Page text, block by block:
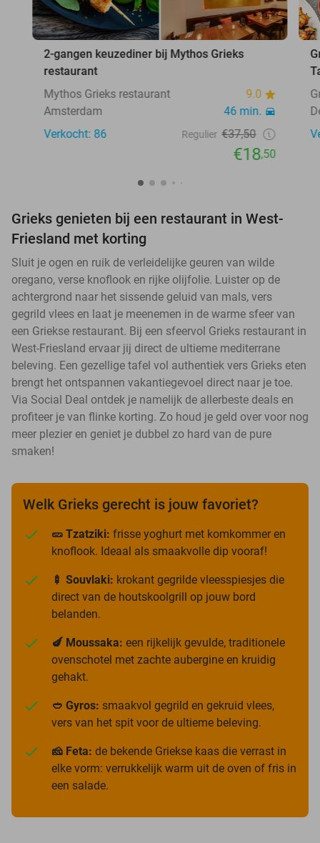
2-gangen keuzediner bij Mythos Grieks
restaurant
Mythos Grieks restaurant
9.0
Amsterdam
46 min.
Verkocht: 86
Regulier €37,50
€18,50
Grieks genieten bij een restaurant in West-
Friesland met korting
Sluit je ogen en ruik de verleidelijke geuren van wilde
oregano, verse knoflook en rijke olijfolie. Luister op de
achtergrond naar het sissende geluid van mals, vers
gegrild vlees en laat je meenemen in de warme sfeer van
een Griekse restaurant. Bij een sfeervol Grieks restaurant in
West-Friesland ervaar jij direct de ultieme mediterrane
beleving. Een gezellige tafel vol authentiek vers Grieks eten
brengt het ontspannen vakantiegevoel direct naar je toe.
Via Social Deal ontdek je namelijk de allerbeste deals en
profiteer je van flinke korting. Zo houd je geld over voor nog
meer plezier en geniet je dubbel zo hard van de pure
smaken!
Welk Grieks gerecht is jouw favoriet?
🥒 Tzatziki: frisse yoghurt met komkommer en
knoflook. Ideaal als smaakvolle dip vooraf!
🍢 Souvlaki: krokant gegrilde vleesspiesjes die
direct van de houtskoolgrill op jouw bord
belanden.
🍆 Moussaka: een rijkelijk gevulde, traditionele
ovenschotel met zachte aubergine en kruidig
gehakt.
🥙 Gyros: smaakvol gegrild en gekruid vlees,
vers van het spit voor de ultieme beleving.
🧀 Feta: de bekende Griekse kaas die verrast in
elke vorm: verrukkelijk warm uit de oven of fris in
een salade.